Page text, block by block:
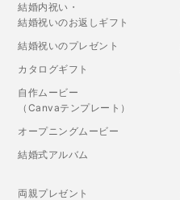
結婚内祝い・
結婚祝いのお返しギフト
結婚祝いのプレゼント
カタログギフト
自作ムービー
（Canvaテンプレート）
オープニングムービー
結婚式アルバム
両親プレゼント